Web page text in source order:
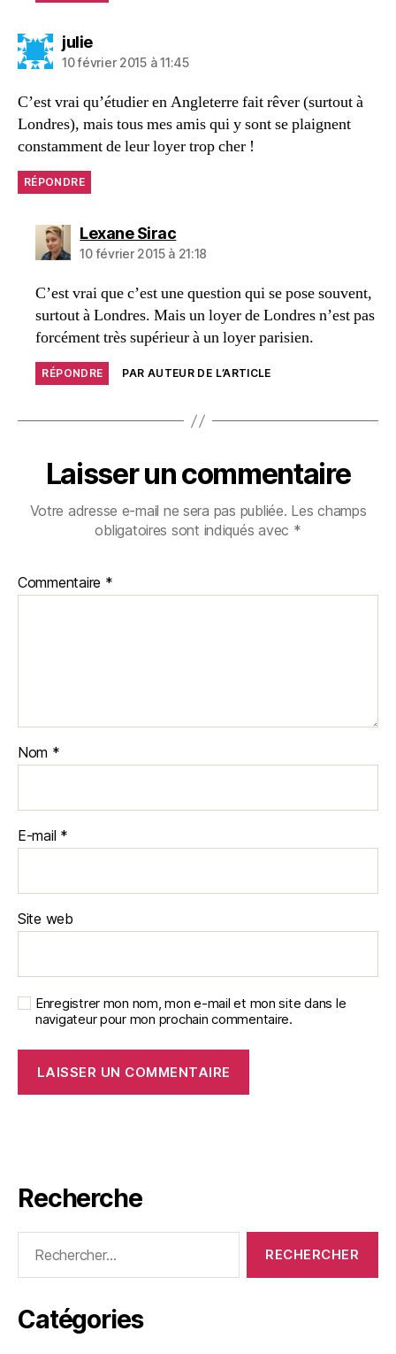
juliedit :
10 février 2015 à 11:45
C’est vrai qu’étudier en Angleterre fait rêver (surtout à
Londres), mais tous mes amis qui y sont se plaignent
constamment de leur loyer trop cher !
RÉPONDRE
Lexane Siracdit :
10 février 2015 à 21:18
C’est vrai que c’est une question qui se pose souvent,
surtout à Londres. Mais un loyer de Londres n’est pas
forcément très supérieur à un loyer parisien.
RÉPONDRE PAR AUTEUR DE L’ARTICLE
Laisser un commentaire
Votre adresse e-mail ne sera pas publiée. Les champs
obligatoires sont indiqués avec *
Commentaire *
Nom *
E-mail *
Site web
Enregistrer mon nom, mon e-mail et mon site dans le
navigateur pour mon prochain commentaire.
Recherche
Catégories